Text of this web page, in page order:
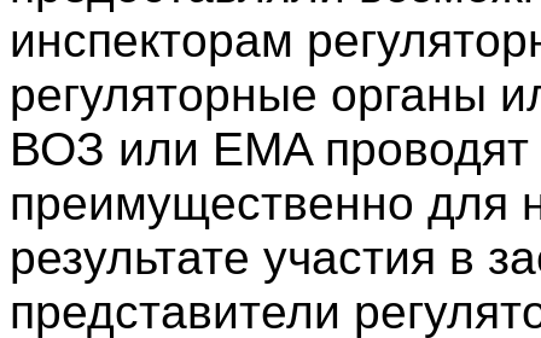
инспекторам
регуляторные органы
ВОЗ или EMA
преимущественно для
результате участия в
представители